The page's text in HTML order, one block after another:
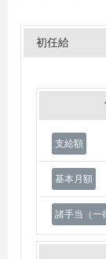
初任給
支給額
基本月額
諸手当（一